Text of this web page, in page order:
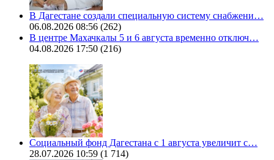
В Дагестане создали специальную систему снабжени…
06.08.2026 08:56 (262)
В центре Махачкалы 5 и 6 августа временно отключ…
04.08.2026 17:50 (216)
Социальный фонд Дагестана с 1 августа увеличит с…
28.07.2026 10:59 (1 714)